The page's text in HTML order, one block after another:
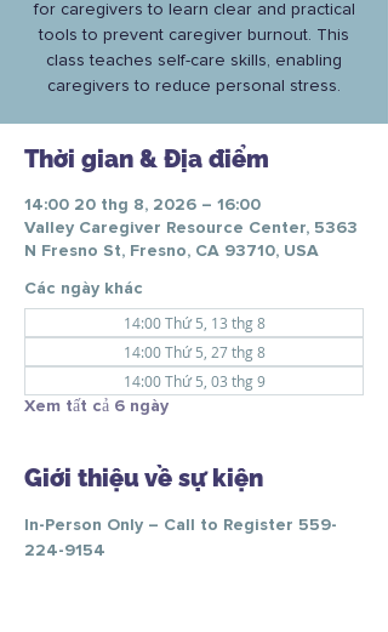
for caregivers to learn clear and practical
tools to prevent caregiver burnout. This
class teaches self-care skills, enabling
caregivers to reduce personal stress.
Thời gian & Địa điểm
14:00 20 thg 8, 2026 – 16:00
Valley Caregiver Resource Center, 5363
N Fresno St, Fresno, CA 93710, USA
Các ngày khác
14:00 Thứ 5, 13 thg 8
14:00 Thứ 5, 27 thg 8
14:00 Thứ 5, 03 thg 9
Xem tất cả 6 ngày
Giới thiệu về sự kiện
In-Person Only – Call to Register 559-
224-9154